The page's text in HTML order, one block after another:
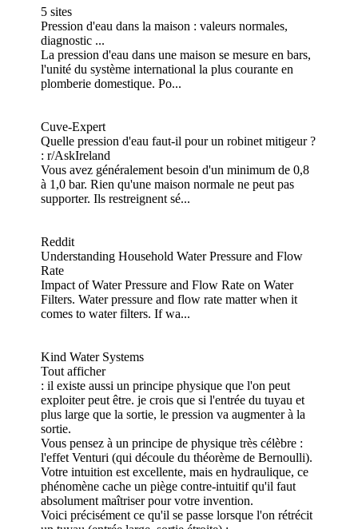
5 sites
Pression d'eau dans la maison : valeurs normales,
diagnostic ...
La pression d'eau dans une maison se mesure en bars,
l'unité du système international la plus courante en
plomberie domestique. Po...
Cuve-Expert
Quelle pression d'eau faut-il pour un robinet mitigeur ?
: r/AskIreland
Vous avez généralement besoin d'un minimum de 0,8
à 1,0 bar. Rien qu'une maison normale ne peut pas
supporter. Ils restreignent sé...
Reddit
Understanding Household Water Pressure and Flow
Rate
Impact of Water Pressure and Flow Rate on Water
Filters. Water pressure and flow rate matter when it
comes to water filters. If wa...
Kind Water Systems
Tout afficher
: il existe aussi un principe physique que l'on peut
exploiter peut être. je crois que si l'entrée du tuyau et
plus large que la sortie, le pression va augmenter à la
sortie.
Vous pensez à un principe de physique très célèbre :
l'effet Venturi (qui découle du théorème de Bernoulli).
Votre intuition est excellente, mais en hydraulique, ce
phénomène cache un piège contre-intuitif qu'il faut
absolument maîtriser pour votre invention.
Voici précisément ce qu'il se passe lorsque l'on rétrécit